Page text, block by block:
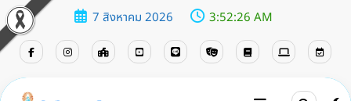
7 สิงหาคม 2026 3:52:26 AM